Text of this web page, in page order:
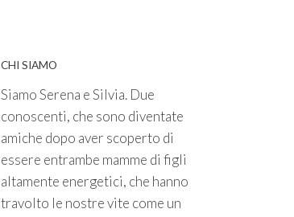
CHI SIAMO
Siamo Serena e Silvia. Due
conoscenti, che sono diventate
amiche dopo aver scoperto di
essere entrambe mamme di figli
altamente energetici, che hanno
travolto le nostre vite come un